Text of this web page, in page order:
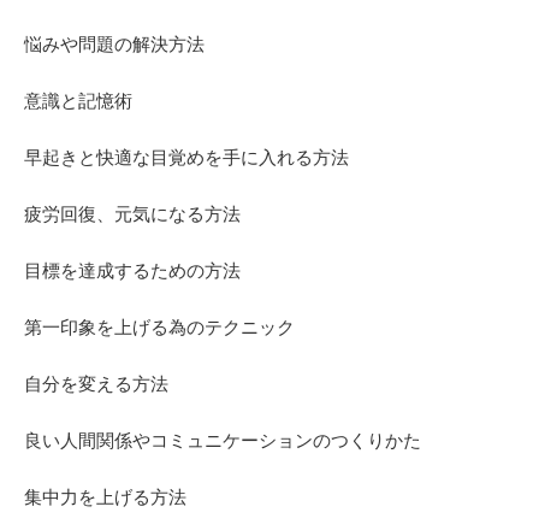
悩みや問題の解決方法
意識と記憶術
早起きと快適な目覚めを手に入れる方法
疲労回復、元気になる方法
目標を達成するための方法
第一印象を上げる為のテクニック
自分を変える方法
良い人間関係やコミュニケーションのつくりかた
集中力を上げる方法